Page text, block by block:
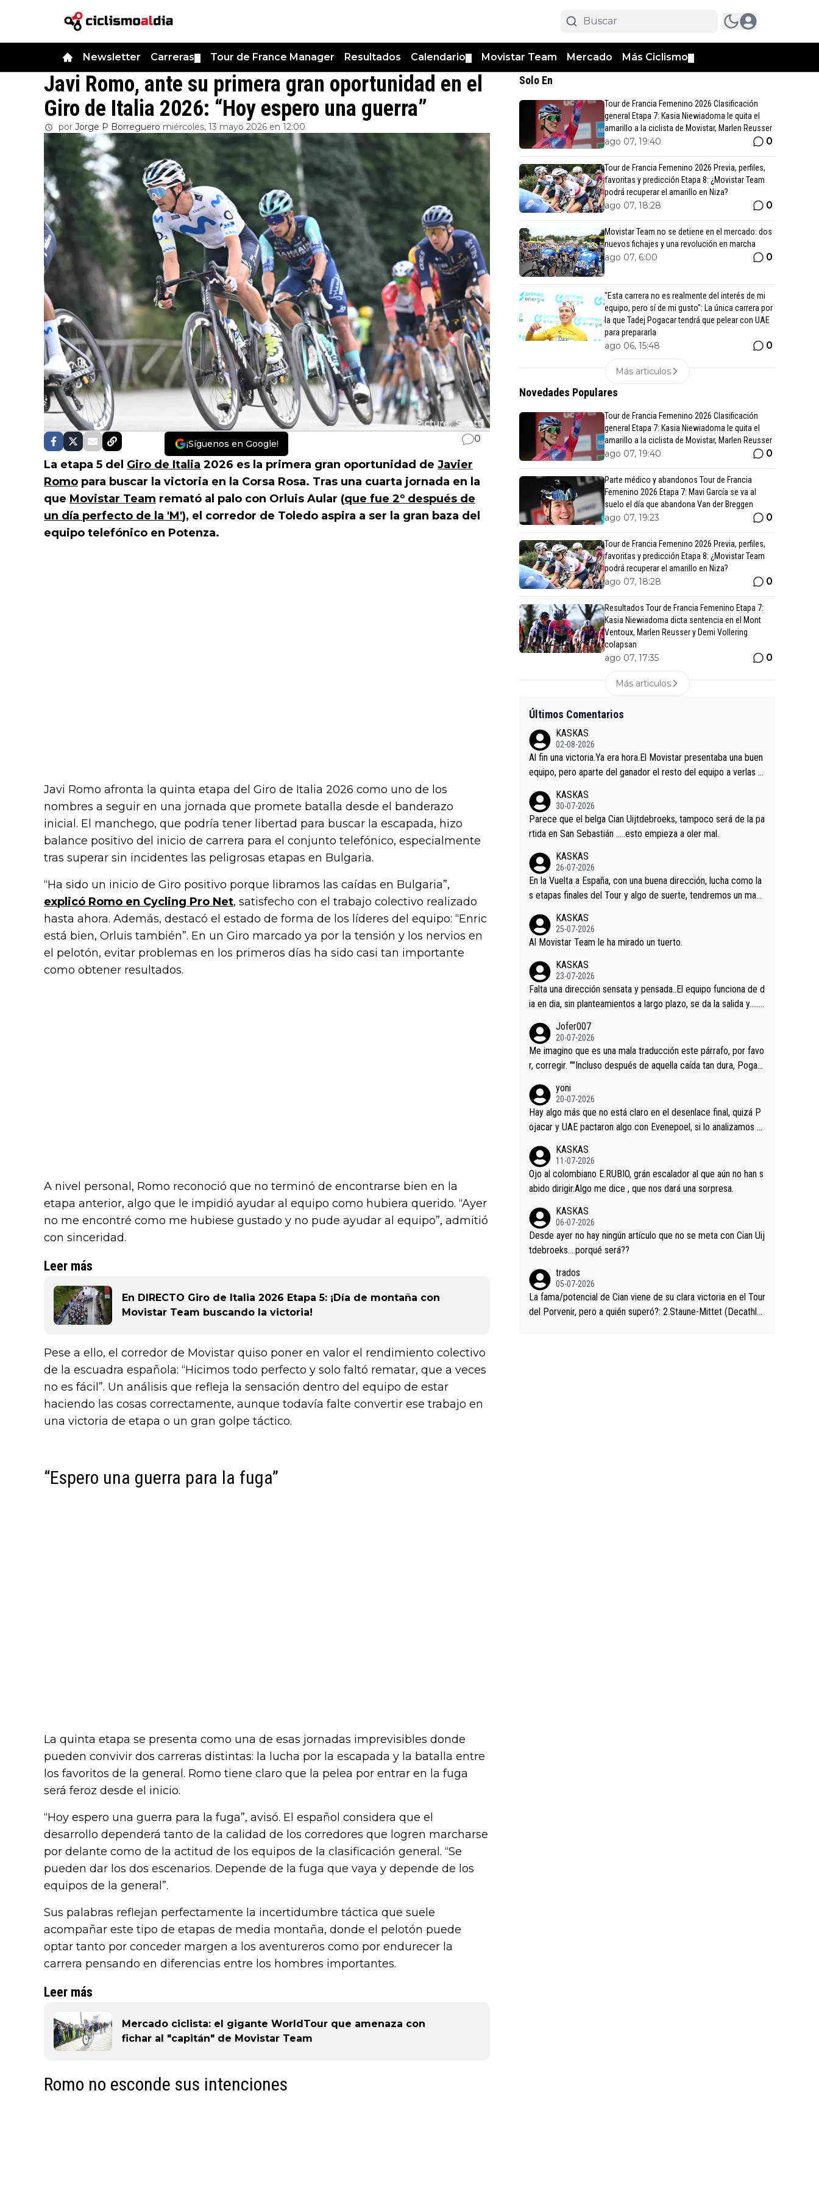
Newsletter Carreras Tour de France Manager Resultados Calendario Movistar Team Mercado Más Ciclismo
Javi Romo, ante su primera gran oportunidad en el
Giro de Italia 2026: “Hoy espero una guerra”
por Jorge P Borreguero miércoles, 13 mayo 2026 en 12:00
¡Síguenos en Google! 0
La etapa 5 del Giro de Italia 2026 es la primera gran oportunidad de Javier
Romo para buscar la victoria en la Corsa Rosa. Tras una cuarta jornada en la
que Movistar Team remató al palo con Orluis Aular (que fue 2º después de
un día perfecto de la 'M'), el corredor de Toledo aspira a ser la gran baza del
equipo telefónico en Potenza.
Javi Romo afronta la quinta etapa del Giro de Italia 2026 como uno de los
nombres a seguir en una jornada que promete batalla desde el banderazo
inicial. El manchego, que podría tener libertad para buscar la escapada, hizo
balance positivo del inicio de carrera para el conjunto telefónico, especialmente
tras superar sin incidentes las peligrosas etapas en Bulgaria.
“Ha sido un inicio de Giro positivo porque libramos las caídas en Bulgaria”,
explicó Romo en Cycling Pro Net, satisfecho con el trabajo colectivo realizado
hasta ahora. Además, destacó el estado de forma de los líderes del equipo: “Enric
está bien, Orluis también”. En un Giro marcado ya por la tensión y los nervios en
el pelotón, evitar problemas en los primeros días ha sido casi tan importante
como obtener resultados.
A nivel personal, Romo reconoció que no terminó de encontrarse bien en la
etapa anterior, algo que le impidió ayudar al equipo como hubiera querido. “Ayer
no me encontré como me hubiese gustado y no pude ayudar al equipo”, admitió
con sinceridad.
Leer más
En DIRECTO Giro de Italia 2026 Etapa 5: ¡Día de montaña con
Movistar Team buscando la victoria!
Pese a ello, el corredor de Movistar quiso poner en valor el rendimiento colectivo
de la escuadra española: “Hicimos todo perfecto y solo faltó rematar, que a veces
no es fácil”. Un análisis que refleja la sensación dentro del equipo de estar
haciendo las cosas correctamente, aunque todavía falte convertir ese trabajo en
una victoria de etapa o un gran golpe táctico.
“Espero una guerra para la fuga”
La quinta etapa se presenta como una de esas jornadas imprevisibles donde
pueden convivir dos carreras distintas: la lucha por la escapada y la batalla entre
los favoritos de la general. Romo tiene claro que la pelea por entrar en la fuga
será feroz desde el inicio.
“Hoy espero una guerra para la fuga”, avisó. El español considera que el
desarrollo dependerá tanto de la calidad de los corredores que logren marcharse
por delante como de la actitud de los equipos de la clasificación general. “Se
pueden dar los dos escenarios. Depende de la fuga que vaya y depende de los
equipos de la general”.
Sus palabras reflejan perfectamente la incertidumbre táctica que suele
acompañar este tipo de etapas de media montaña, donde el pelotón puede
optar tanto por conceder margen a los aventureros como por endurecer la
carrera pensando en diferencias entre los hombres importantes.
Leer más
Mercado ciclista: el gigante WorldTour que amenaza con
fichar al "capitán" de Movistar Team
Romo no esconde sus intenciones
Solo En
Tour de Francia Femenino 2026 Clasificación
general Etapa 7: Kasia Niewiadoma le quita el
amarillo a la ciclista de Movistar, Marlen Reusser
ago 07, 19:40 0
Tour de Francia Femenino 2026 Previa, perfiles,
favoritas y predicción Etapa 8: ¿Movistar Team
podrá recuperar el amarillo en Niza?
ago 07, 18:28 0
Movistar Team no se detiene en el mercado: dos
nuevos fichajes y una revolución en marcha
ago 07, 6:00 0
"Esta carrera no es realmente del interés de mi
equipo, pero sí de mi gusto": La única carrera por
la que Tadej Pogacar tendrá que pelear con UAE
para prepararla
ago 06, 15:48 0
Más articulos
Novedades Populares
Tour de Francia Femenino 2026 Clasificación
general Etapa 7: Kasia Niewiadoma le quita el
amarillo a la ciclista de Movistar, Marlen Reusser
ago 07, 19:40 0
Parte médico y abandonos Tour de Francia
Femenino 2026 Etapa 7: Mavi García se va al
suelo el día que abandona Van der Breggen
ago 07, 19:23 0
Tour de Francia Femenino 2026 Previa, perfiles,
favoritas y predicción Etapa 8: ¿Movistar Team
podrá recuperar el amarillo en Niza?
ago 07, 18:28 0
Resultados Tour de Francia Femenino Etapa 7:
Kasia Niewiadoma dicta sentencia en el Mont
Ventoux, Marlen Reusser y Demi Vollering
colapsan
ago 07, 17:35 0
Más articulos
Últimos Comentarios
KASKAS
02-08-2026
Al fin una victoria.Ya era hora.El Movistar presentaba una buen
equipo, pero aparte del ganador el resto del equipo a verlas v
es.La única buena noticia es la mejoría de Enric Más en San S
ebastian.Si en la Vuelta a Burgos sigue la mejoría, podríamos t
ener alguna sorpresa en la Vuelta.Ojalá.
KASKAS
30-07-2026
Parece que el belga Cian Uijtdebroeks, tampoco será de la pa
rtida en San Sebastián …..esto empieza a oler mal.
KASKAS
26-07-2026
En la Vuelta a España, con una buena dirección, lucha como la
s etapas finales del Tour y algo de suerte, tendremos un magn
KASKAS
25-07-2026
Al Movistar Team le ha mirado un tuerto.
KASKAS
23-07-2026
Falta una dirección sensata y pensada..El equipo funciona de d
ia en dia, sin planteamientos a largo plazo, se da la salida y…..v
a, Minguez, Velez etc etc.Me da pena vivir estos momentos t
an tristes sin victorias.
Jofer007
20-07-2026
Me imagino que es una mala traducción este párrafo, por favo
r, corregir. ""Incluso después de aquella caída tan dura, Pogac
rd permaneció pegado a su rueda. Parecía increíble la forma
en la que era capaz de controlar el miedo", recordó."
yoni
20-07-2026
Hay algo más que no está claro en el desenlace final, quizá P
ojacar y UAE pactaron algo con Evenepoel, si lo analizamos P
casi sin pedalear, luego está el saludo con Evenepoel dándose
la mano de una manera muy fraternal, más allá de los típicos t
oques en el hombro con que saludaba a Vingegard. Ahí hubo u
o aprieta, a ver si por querer poner a Del Toro con calzador e
n posición de podio UAE y Pojacar se van complicar el tour.
KASKAS
11-07-2026
Ojo al colombiano E.RUBIO, grán escalador al que aún no han s
abido dirigir.Algo me dice , que nos dará una sorpresa.
KASKAS
06-07-2026
Desde ayer no hay ningún artículo que no se meta con Cian Uij
tdebroeks….porqué será??
trados
05-07-2026
La fama/potencial de Cian viene de su clara victoria en el Tour
del Porvenir, pero a quién superó?: 2.Staune-Mittet (Decathlo